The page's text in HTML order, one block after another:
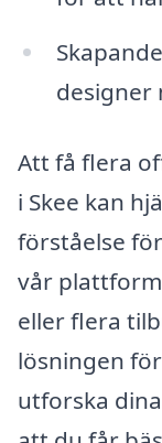
designer
Att få flera
i Skee kan
förståelse
vår
eller flera
lösningen
utforska